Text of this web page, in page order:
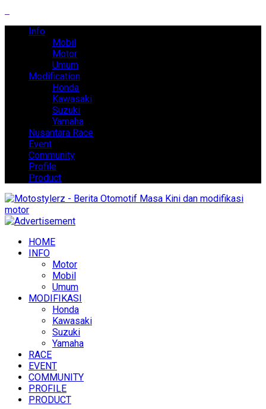
Info
Mobil
Motor
Umum
Modification
Honda
Kawasaki
Suzuki
Yamaha
Nusantara Race
Event
Community
Profile
Product
HOME
INFO
Motor
Mobil
Umum
MODIFIKASI
Honda
Kawasaki
Suzuki
Yamaha
RACE
EVENT
COMMUNITY
PROFILE
PRODUCT